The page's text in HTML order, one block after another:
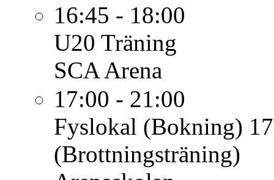
16:45 - 18:00
U20 Träning
SCA Arena
17:00 - 21:00
Fyslokal (Bokning)
(Brottningsträning)